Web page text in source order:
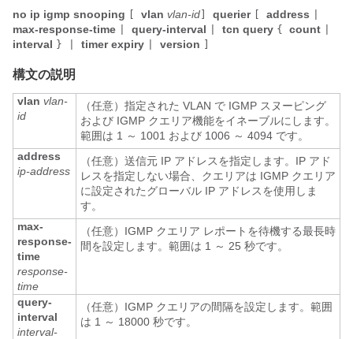
no ip igmp snooping vlan vlan-id querier address
max-response-time query-interval tcn query { count
interval } timerexpiry version
構文の説明
vlan vlan-
id
（任意）指定された VLAN で IGMP スヌーピング
および IGMP クエリア機能をイネーブルにします。
範囲は 1 ～ 1001 および 1006 ～ 4094 です。
address
ip-address
（任意）送信元 IP アドレスを指定します。IP アド
レスを指定しない場合、クエリアは IGMP クエリア
に設定されたグローバル IP アドレスを使用しま
す。
max-
response-
time
response-
time
（任意）IGMP クエリア レポートを待機する最長時
間を設定します。範囲は 1 ～ 25 秒です。
query-
interval
interval-
（任意）IGMP クエリアの間隔を設定します。範囲
は 1 ～ 18000 秒です。